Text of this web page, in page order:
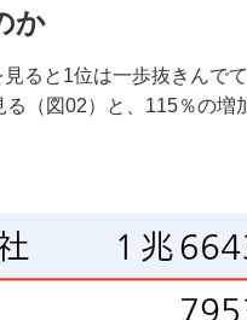
か
ると1位は一歩抜きんで
（図02）と、115％の増